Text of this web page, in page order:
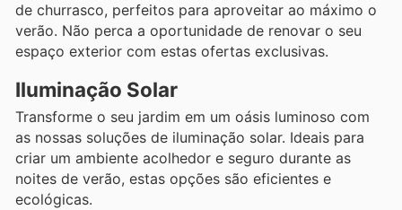
de churrasco, perfeitos para aproveitar ao máximo o
verão. Não perca a oportunidade de renovar o seu
espaço exterior com estas ofertas exclusivas.
Iluminação Solar
Transforme o seu jardim em um oásis luminoso com
as nossas soluções de iluminação solar. Ideais para
criar um ambiente acolhedor e seguro durante as
noites de verão, estas opções são eficientes e
ecológicas.